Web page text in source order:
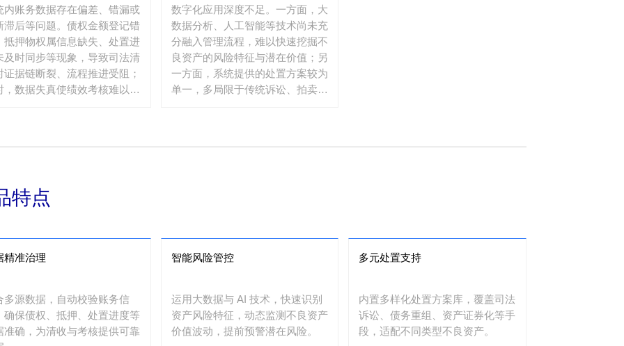
内账务数据存在偏差、错漏或
滞后等问题。债权金额登记错
抵押物权属信息缺失、处置进
及时同步等现象，导致司法清
证据链断裂、流程推进受阻；
，数据失真使绩效考核难以客
数字化应用深度不足。一方面，大
数据分析、人工智能等技术尚未充
分融入管理流程，难以快速挖掘不
良资产的风险特征与潜在价值；另
一方面，系统提供的处置方案较为
单一，多局限于传统诉讼、拍卖等
特点
精准治理
多源数据，自动校验账务信
确保债权、抵押、处置进度等
准确，为清收与考核提供可靠
智能风险管控
运用大数据与 AI 技术，快速识别
资产风险特征，动态监测不良资产
价值波动，提前预警潜在风险。
多元处置支持
内置多样化处置方案库，覆盖司法
诉讼、债务重组、资产证券化等手
段，适配不同类型不良资产。